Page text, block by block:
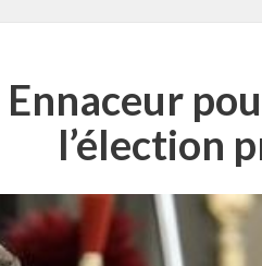
l’élection